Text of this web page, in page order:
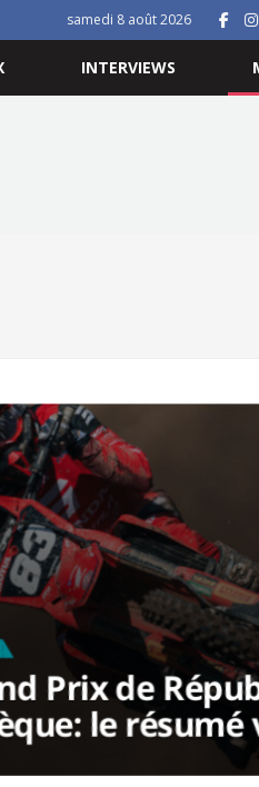
samedi 8 août 2026
INTERVIEWS
Prix de
le résumé